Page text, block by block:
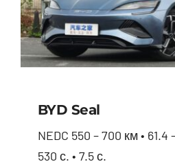
BYD Seal
NEDC 550 – 700 км • 61.4
530 с. • 7.5 с.